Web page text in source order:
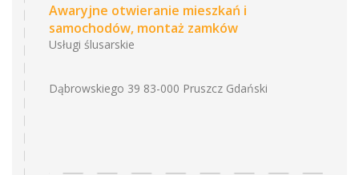
Awaryjne otwieranie mieszkań i
samochodów, montaż zamków
Usługi ślusarskie
Dąbrowskiego 39 83-000 Pruszcz Gdański